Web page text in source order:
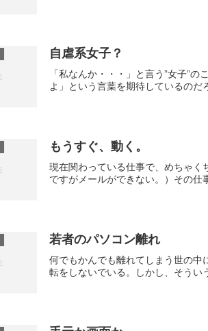
自虐系女子？
「私なんか・・・」と言う”女子”
よ」という言葉を期待しているのだ
もうすぐ、動く。
現在関わっている仕事で、めちゃく
ですがメールができない。）その
若者のパソコン離れ
何でもかんでも離れてしまう世の中
転をしないでいる。しかし、そうい